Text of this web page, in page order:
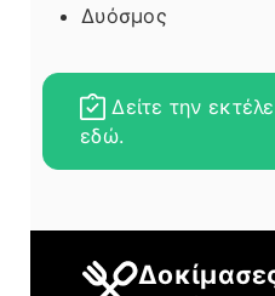
Δυόσμος
Δείτε την
εδώ.